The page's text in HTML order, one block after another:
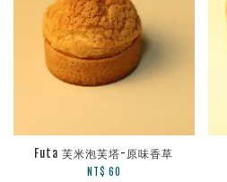
Futa 芙米泡芙塔-原味香草
NT$ 60